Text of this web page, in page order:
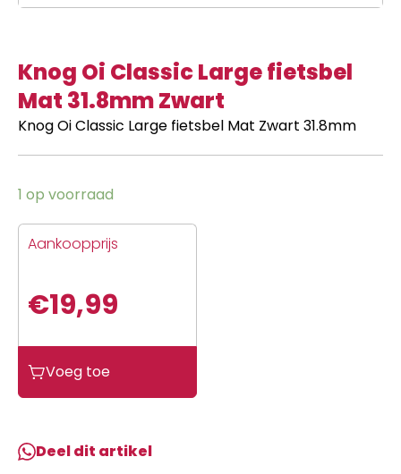
Knog Oi Classic Large fietsbel
Mat 31.8mm Zwart
Knog Oi Classic Large fietsbel Mat Zwart 31.8mm
1 op voorraad
Aankoopprijs
€19,99
Oi
Classic
fietsbel
Mat
Voeg toe
Deel dit artikel